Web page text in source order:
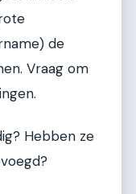
de
Vraag om
Hebben ze